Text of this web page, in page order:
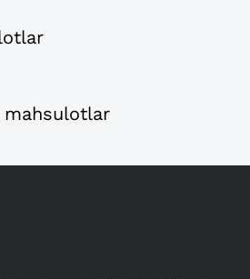
mahsulotlar